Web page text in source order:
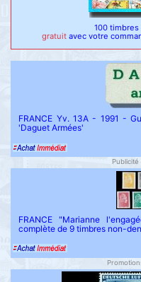
100 timbres
gratuit avec votre
FRANCE Yv. 13A - 1991 -
'Daguet Armées'
FRANCE "Marianne
complète de 9 timbres non-